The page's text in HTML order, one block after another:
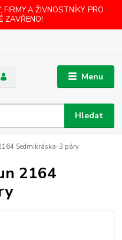
A ŽIVNOSTNÍKY. PRO
ZAVŘENO!
Menu
Hledat
Sedmikráska-3 páry
2164